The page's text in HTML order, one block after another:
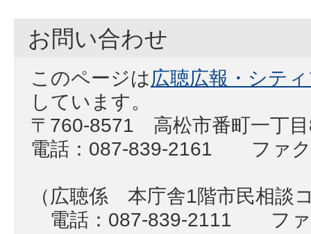
お問い合わせ
このページは広聴広報・シテ
しています。
〒760-8571 高松市番町一丁
電話：087-839-2161 ファク
（広聴係 本庁舎1階市民相談
電話：087-839-2111 ファ